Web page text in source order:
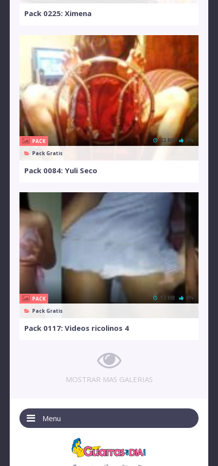
Pack 0225: Ximena
PACK
Pack Gratis
22 MB 0%
Pack 0084: Yuli Seco
PACK
Pack Gratis
12 MB 0%
Pack 0117: Videos ricolinos 4
MOSTRAR MAS GALERIAS
Menu